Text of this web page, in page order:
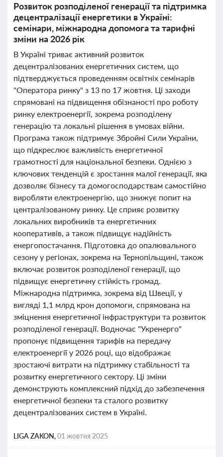
Розвиток розподіленої генерації та підтримка
децентралізації енергетики в Україні:
семінари, міжнародна допомога та тарифні
зміни на 2026 рік
В Україні триває активний розвиток
децентралізованих енергетичних систем, що
підтверджується проведенням освітніх семінарів
"Оператора ринку" з 13 по 17 жовтня. Ці заходи
спрямовані на підвищення обізнаності про роботу
ринку електроенергії, зокрема розподілену
генерацію та локальні рішення в умовах війни.
Програма також підтримує Збройні Сили України,
що підкреслює важливість енергетичної
грамотності для національної безпеки. Однією з
ключових тенденцій є зростання малої генерації, яка
дозволяє бізнесу та домогосподарствам самостійно
виробляти електроенергію, що знижує попит на
централізованому ринку. Це сприяє розвитку
локальних виробників та енергетичних
кооперативів, а також підвищує надійність
енергопостачання. Підготовка до опалювального
сезону у регіонах, зокрема на Тернопільщині, також
включає розвиток розподіленої генерації, що
підвищує енергетичну стійкість громад.
Міжнародна підтримка, зокрема від Швеції, у
вигляді 1,1 млрд крон допомоги, спрямована на
зміцнення енергетичної інфраструктури та розвиток
розподіленої генерації. Водночас "Укренерго"
пропонує підвищення тарифів на передачу
електроенергії у 2026 році, що відображає
зростаючі витрати на підтримку стабільності та
розвитку енергетичного сектору. Ці зміни
демонструють комплексний підхід до забезпечення
енергетичної безпеки та сталого розвитку
децентралізованих систем в Україні.
LIGA ZAKON,01 жовтня 2025